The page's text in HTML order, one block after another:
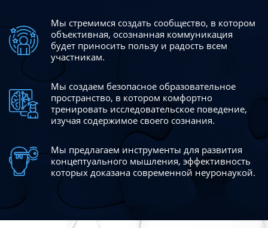
Мы стремимся создать сообщество, в котором
объективная, осознанная коммуникация
будет приносить пользу и радость всем
участникам.
Мы создаем безопасное образовательное
пространство, в котором комфортно
тренировать исследовательское поведение,
изучая содержимое своего сознания.
Мы предлагаем инструменты для развития
концептуального мышления, эффективность
которых доказана современной неуронаукой.